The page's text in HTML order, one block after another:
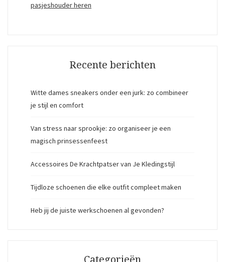
pasjeshouder heren
Recente berichten
Witte dames sneakers onder een jurk: zo combineer
je stijl en comfort
Van stress naar sprookje: zo organiseer je een
magisch prinsessenfeest
Accessoires De Krachtpatser van Je Kledingstijl
Tijdloze schoenen die elke outfit compleet maken
Heb jij de juiste werkschoenen al gevonden?